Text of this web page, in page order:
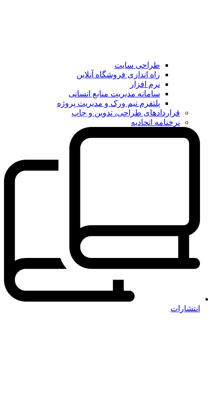
طراحی سایت
راه اندازی فروشگاه آنلاین
نرم افزار
سامانه مدیریت منابع انسانی
پلتفرم تیم ورک و مدیریت پروژه
قراردادهای طراحی، تدوین و چاپ
نرخنامه اتحادیه
انتشارات